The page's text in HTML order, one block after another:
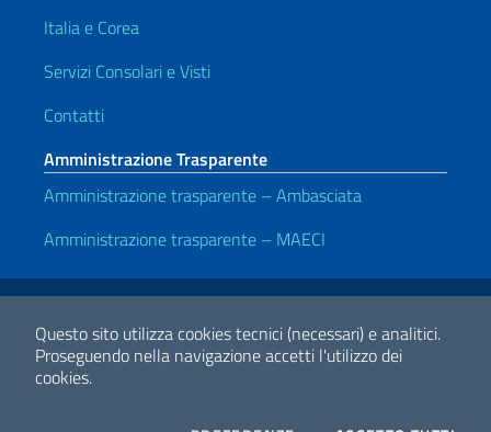
Questo sito utilizza cookies tecnici (necessari) e analitici.
Proseguendo nella navigazione accetti l'utilizzo dei
cookies.
Italia e Corea
Servizi Consolari e Visti
Contatti
Amministrazione Trasparente
Amministrazione trasparente – Ambasciata
Amministrazione trasparente – MAECI
Link Utili